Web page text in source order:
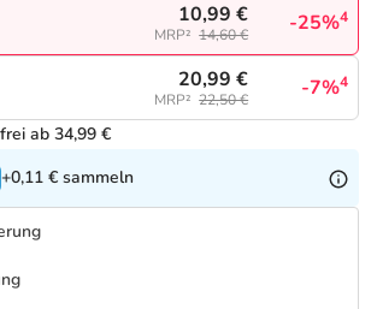
10,99 €
MRP² 14,60 € -25%4
20,99 €
MRP² 22,50 € -7%4
ab 34,99 €
+0,11 € sammeln